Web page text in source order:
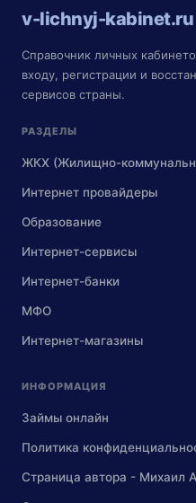
v-lichnyj-kabinet.ru
Справочник личных
входу, регистрации и
сервисов страны.
РАЗДЕЛЫ
ЖКХ (Жилищно-
Интернет провайдеры
Образование
Интернет-сервисы
Интернет-банки
МФО
Интернет-магазины
ИНФОРМАЦИЯ
Займы онлайн
Политика
Страница автора - Михаил